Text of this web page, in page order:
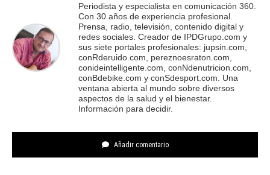
Periodista y especialista en comunicación 360.
Con 30 años de experiencia profesional.
Prensa, radio, televisión, contenido digital y
redes sociales. Creador de IPDGrupo.com y
sus siete portales profesionales: jupsin.com,
conRderuido.com, pereznoesraton.com,
conideintelligente.com, conNdenutricion.com,
conBdebike.com y conSdesport.com. Una
ventana abierta al mundo sobre diversos
aspectos de la salud y el bienestar.
Información para decidir.
Añadir comentario